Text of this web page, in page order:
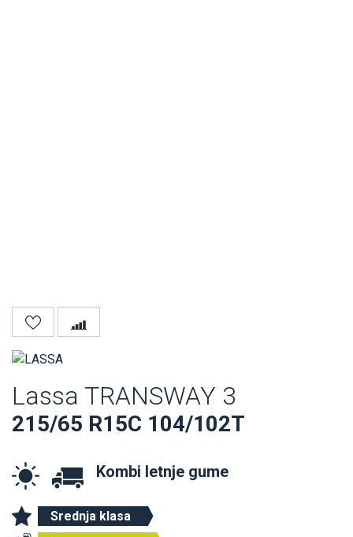
Lassa TRANSWAY 3
215/65 R15C 104/102T
Kombi letnje gume
Srednja klasa